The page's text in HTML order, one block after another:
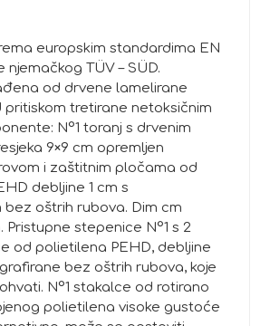
europskim standardima EN
njemačkog TÜV – SÜD.
od drvene lamelirane
pritiskom tretirane netoksičnim
N°1 toranj s drvenim
9×9 cm opremljen
i zaštitnim pločama od
debljine 1 cm s
oštrih rubova. Dim cm
Pristupne stepenice N°1 s 2
od polietilena PEHD, debljine
bez oštrih rubova, koje
N°1 stakalce od rotirano
polietilena visoke gustoće